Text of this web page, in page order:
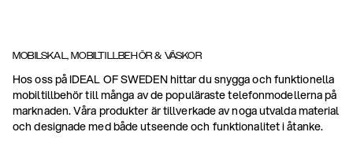
MOBILSKAL, MOBILTILLBEHÖR & VÄSKOR
Hos oss på IDEAL OF SWEDEN hittar du snygga och funktionella
mobiltillbehör till många av de populäraste telefonmodellerna på
marknaden. Våra produkter är tillverkade av noga utvalda material
och designade med både utseende och funktionalitet i åtanke.